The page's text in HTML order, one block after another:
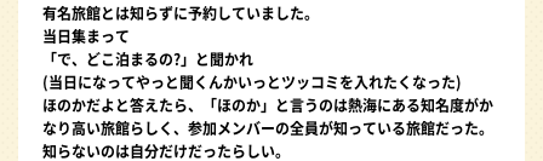
有名旅館とは知らずに予約していました。
当日集まって
「で、どこ泊まるの?」と聞かれ
(当日になってやっと聞くんかいっとツッコミを入れたくなった)
ほのかだよと答えたら、「ほのか」と言うのは熱海にある知名度がか
なり高い旅館らしく、参加メンバーの全員が知っている旅館だった。
知らないのは自分だけだったらしい。